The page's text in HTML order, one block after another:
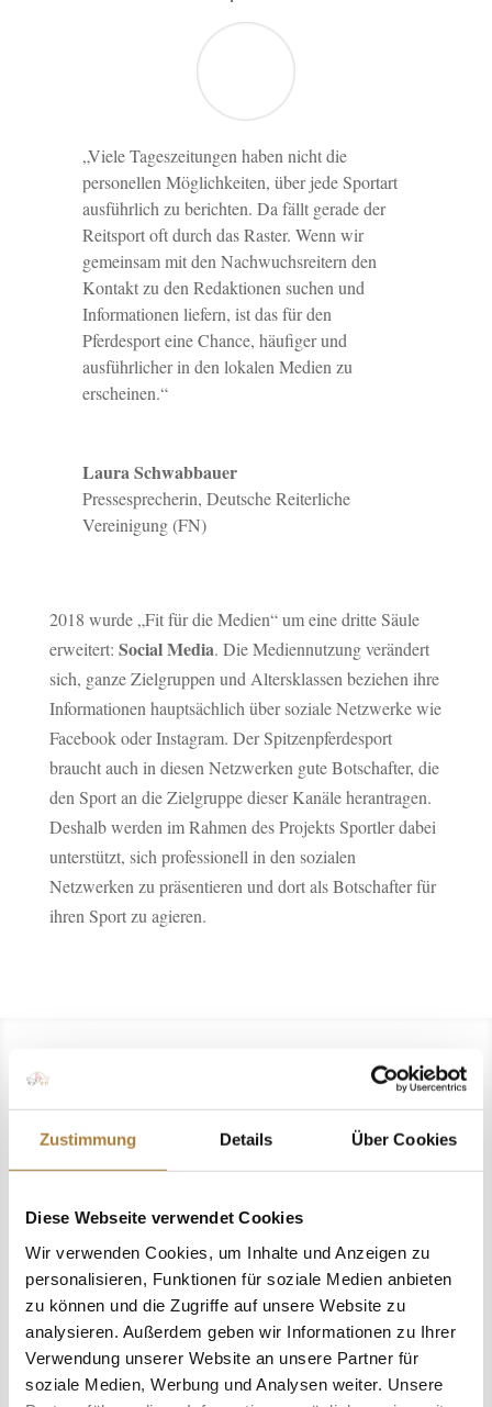
Zustimmung Details Über Cookies
Diese Webseite verwendet Cookies
Wir verwenden Cookies, um Inhalte und Anzeigen zu
personalisieren, Funktionen für soziale Medien anbieten
zu können und die Zugriffe auf unsere Website zu
analysieren. Außerdem geben wir Informationen zu Ihrer
Verwendung unserer Website an unsere Partner für
soziale Medien, Werbung und Analysen weiter. Unsere
„Viele Tageszeitungen haben nicht die
personellen Möglichkeiten, über jede Sportart
ausführlich zu berichten. Da fällt gerade der
Reitsport oft durch das Raster. Wenn wir
gemeinsam mit den Nachwuchsreitern den
Kontakt zu den Redaktionen suchen und
Informationen liefern, ist das für den
Pferdesport eine Chance, häufiger und
ausführlicher in den lokalen Medien zu
erscheinen.“
Laura Schwabbauer
Pressesprecherin, Deutsche Reiterliche
Vereinigung (FN)
2018 wurde „Fit für die Medien“ um eine dritte Säule
erweitert: Social Media. Die Mediennutzung verändert
sich, ganze Zielgruppen und Altersklassen beziehen ihre
Informationen hauptsächlich über soziale Netzwerke wie
Facebook oder Instagram. Der Spitzenpferdesport
braucht auch in diesen Netzwerken gute Botschafter, die
den Sport an die Zielgruppe dieser Kanäle herantragen.
Deshalb werden im Rahmen des Projekts Sportler dabei
unterstützt, sich professionell in den sozialen
Netzwerken zu präsentieren und dort als Botschafter für
ihren Sport zu agieren.
Medientraining für Nachwuchs-Bundeskader
15. Februar 2024
Nachwuchsathletinnen und -athleten duften
lernen, sich erfolgreich medial zu präsentieren
Warendorf. Im Rahmen des Leuchtturm-
Förderprojekts „Fit für die Medien“ wurde der
Nachwuchs-Bundeskader in allen Disziplinen